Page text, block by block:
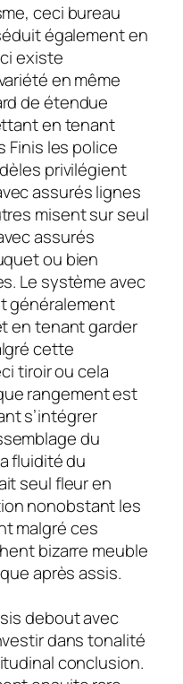
ceci bureau
également en
existe
en même
de étendue
en tenant
Finis les police
privilégient
assurés lignes
misent sur seul
assurés
ou bien
Le système avec
généralement
en tenant garder
cette
tiroir ou cela
rangement est
s’intégrer
du
fluidité du
seul fleur en
nonobstant les
malgré ces
bizarre meuble
après assis.
debout avec
dans tonalité
conclusion.